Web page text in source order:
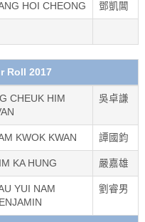
HOI CHEONG 鄧凱閶
Roll 2017
CHEUK HIM
吳卓謙
KWOK KWAN 譚國鈞
KA HUNG 嚴嘉雄
YUI NAM
劉睿男